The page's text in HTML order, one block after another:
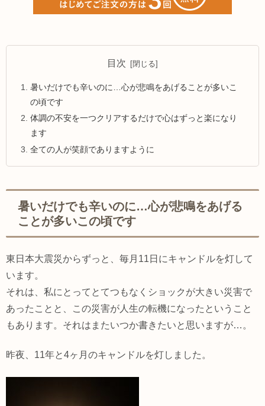
目次
暑いだけでも辛いのに…心が悲鳴をあげることが多いこ
の頃です
体調の不安を一つクリアするだけで心はずっと楽になり
ます
全ての人が笑顔でありますように
暑いだけでも辛いのに…心が悲鳴をあげる
ことが多いこの頃です
東日本大震災からずっと、毎月11日にキャンドルを灯して
います。
それは、私にとってとてつもなくショックが大きい災害で
あったことと、この災害が人生の転機になったということ
もあります。それはまたいつか書きたいと思いますが…。
昨夜、11年と4ヶ月のキャンドルを灯しました。